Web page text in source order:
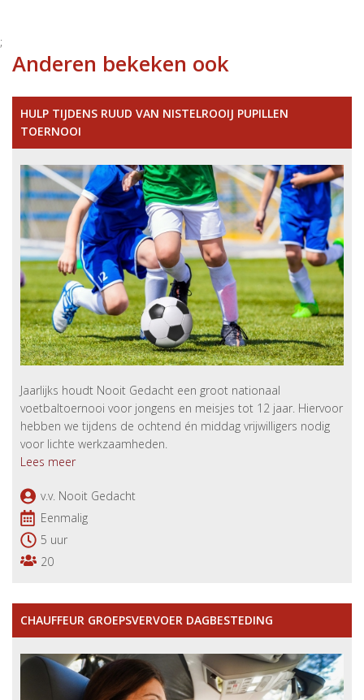
;
Anderen bekeken ook
HULP TIJDENS RUUD VAN NISTELROOIJ PUPILLEN
TOERNOOI
Jaarlijks houdt Nooit Gedacht een groot nationaal
voetbaltoernooi voor jongens en meisjes tot 12 jaar. Hiervoor
hebben we tijdens de ochtend én middag vrijwilligers nodig
voor lichte werkzaamheden.
Lees meer
v.v. Nooit Gedacht
Eenmalig
5 uur
20
CHAUFFEUR GROEPSVERVOER DAGBESTEDING